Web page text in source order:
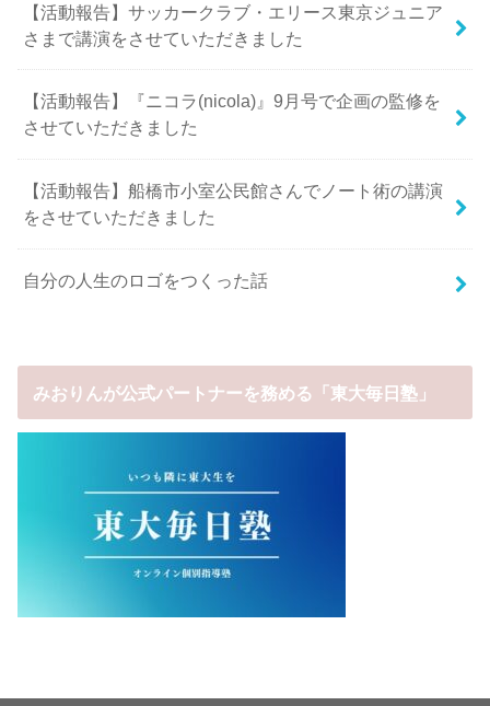
【活動報告】サッカークラブ・エリース東京ジュニア
さまで講演をさせていただきました
【活動報告】『ニコラ(nicola)』9月号で企画の監修を
させていただきました
【活動報告】船橋市小室公民館さんでノート術の講演
をさせていただきました
自分の人生のロゴをつくった話
みおりんが公式パートナーを務める「東大毎日塾」